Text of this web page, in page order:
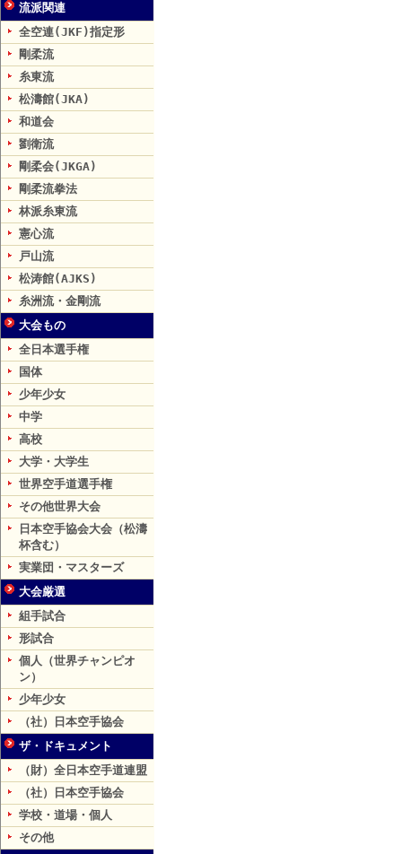
流派関連
全空連(JKF)指定形
剛柔流
糸東流
松濤館(JKA)
和道会
劉衛流
剛柔会(JKGA)
剛柔流拳法
林派糸東流
憲心流
戸山流
松涛館(AJKS)
糸洲流・金剛流
大会もの
全日本選手権
国体
少年少女
中学
高校
大学・大学生
世界空手道選手権
その他世界大会
日本空手協会大会（松濤
杯含む）
実業団・マスターズ
大会厳選
組手試合
形試合
個人（世界チャンピオ
ン）
少年少女
（社）日本空手協会
ザ・ドキュメント
（財）全日本空手道連盟
（社）日本空手協会
学校・道場・個人
その他